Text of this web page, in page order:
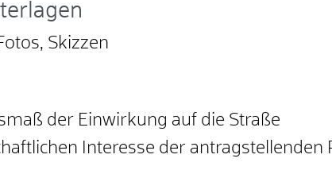
Skizzen
der Einwirkung auf die Straße
Interesse der antragstellenden